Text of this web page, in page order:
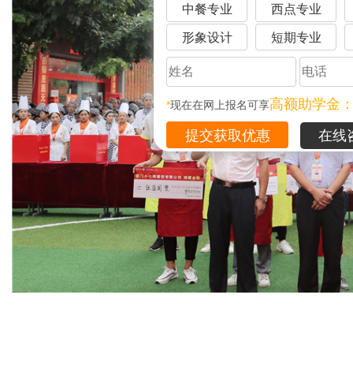
中餐专业 西点专业
形象设计 短期专业
*现在在网上报名可享高额助学金
在线